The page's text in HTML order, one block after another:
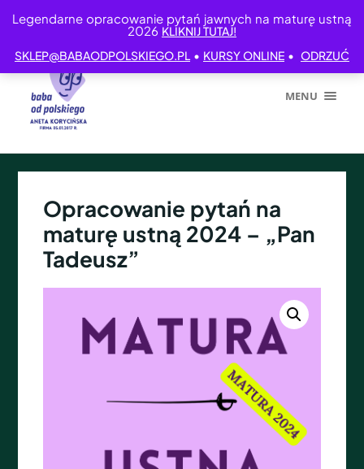
Legendarne opracowanie pytań jawnych na maturę ustną
2026 KLIKNIJ TUTAJ!
SKLEP@BABAODPOLSKIEGO.PL • KURSY ONLINE • ODRZUĆ
MENU
Opracowanie pytań na
maturę ustną 2024 – „Pan
Tadeusz”